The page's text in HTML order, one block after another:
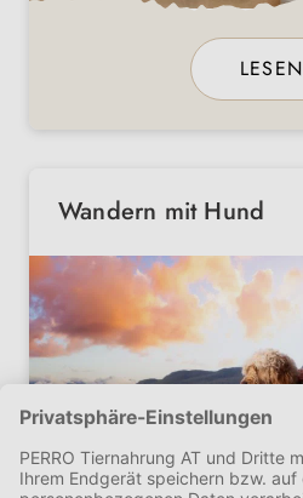
LESEN
Wandern mit Hund